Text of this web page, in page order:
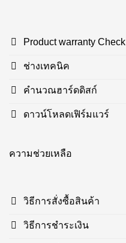
Product warranty Check
ช่างเทคนิค
คำนวณฮาร์ดดิสก์
ดาวน์โหลดเฟิร์มแวร์
ความช่วยเหลือ
วิธีการสั่งซื้อสินค้า
วิธีการชำระเงิน